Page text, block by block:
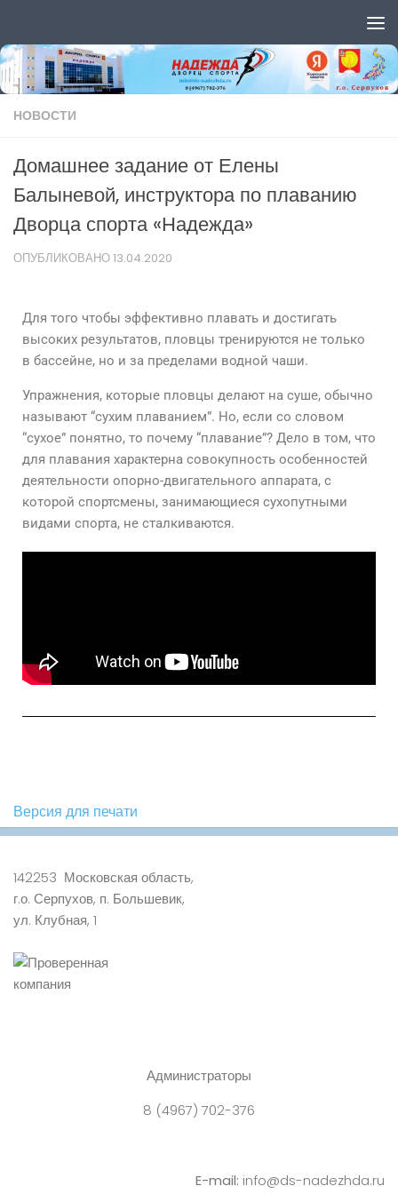
НОВОСТИ
Домашнее задание от Елены
Балыневой, инструктора по плаванию
Дворца спорта «Надежда»
ОПУБЛИКОВАНО13.04.2020
Для того чтобы эффективно плавать и достигать
высоких результатов, пловцы тренируются не только
в бассейне, но и за пределами водной чаши.
Упражнения, которые пловцы делают на суше, обычно
называют “сухим плаванием”. Но, если со словом
“сухое” понятно, то почему “плавание”? Дело в том, что
для плавания характерна совокупность особенностей
деятельности опорно-двигательного аппарата, с
которой спортсмены, занимающиеся сухопутными
видами спорта, не сталкиваются.
Версия для печати
142253 Московская область,
г.о. Серпухов, п. Большевик,
ул. Клубная, 1
Администраторы
8 (4967) 702-376
E-mail: info@ds-nadezhda.ru